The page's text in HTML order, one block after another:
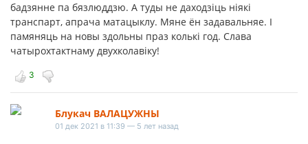
бадзянне па бязлюддзю. А туды не даходзіць ніякі
транспарт, апрача матацыклу. Мяне ён задавальняе. І
памяняць на новы здольны праз колькі год. Слава
чатырохтактнаму двухколавіку!
3
Блукач ВАЛАЦУЖНЫ
01 дек 2021 в 11:39 — 5 лет назад